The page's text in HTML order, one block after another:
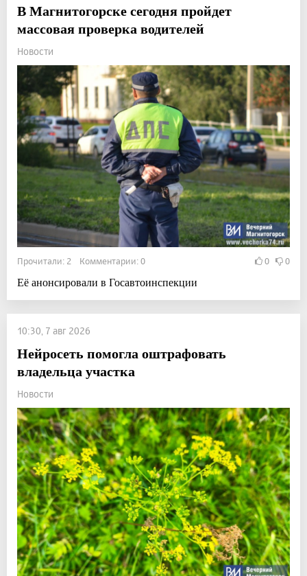
В Магнитогорске сегодня пройдет
массовая проверка водителей
Новости
Прочитали: 2 Комментарии: 0 0 0
Её анонсировали в Госавтоинспекции
10:30, 7 авг 2026
Нейросеть помогла оштрафовать
владельца участка
Новости